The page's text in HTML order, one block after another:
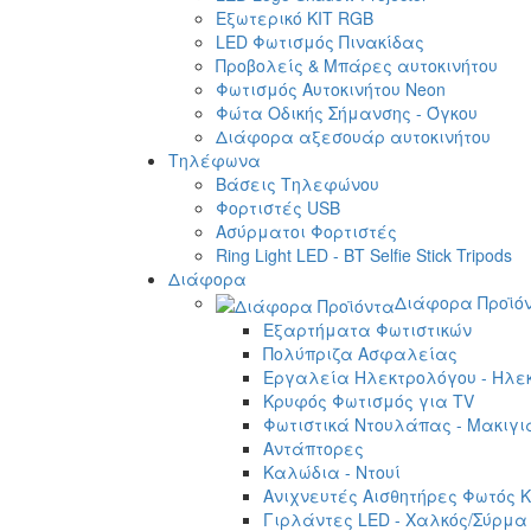
Εξωτερικό ΚΙΤ RGB
LED Φωτισμός Πινακίδας
Προβολείς & Μπάρες αυτοκινήτου
Φωτισμός Αυτοκινήτου Neon
Φώτα Οδικής Σήμανσης - Όγκου
Διάφορα αξεσουάρ αυτοκινήτου
Τηλέφωνα
Βάσεις Τηλεφώνου
Φορτιστές USB
Ασύρματοι Φορτιστές
Ring Light LED - BT Selfie Stick Tripods
Διάφορα
Διάφορα
Εξαρτήματα Φωτιστικών
Πολύπριζα Ασφαλείας
Εργαλεία Ηλεκτρολόγου -
Κρυφός Φωτισμός για TV
Φωτιστικά Ντουλάπας -
Αντάπτορες
Καλώδια - Ντουί
Ανιχνευτές Αισθητήρες Φωτός
Γιρλάντες LED - Χαλκός/Σύρμα